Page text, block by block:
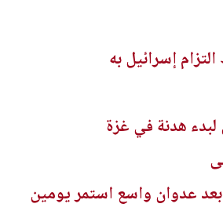
إسرائيل به
هدنة في غزة
عدوان واسع استمر يومين